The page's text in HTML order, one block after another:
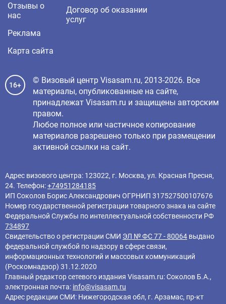
Отзывы о
нас
Реклама
Карта сайта
Договор об оказании
услуг
16+
© Визовый центр Visasam.ru, 2013-2026. Все
материалы, опубликованные на сайте,
принадлежат Visasam.ru и защищены авторским
правом.
Любое полное или частичное копирование
материалов разрешено только при размещении
активной ссылки на сайт.
Адрес визового центра: 123022, г. Москва, ул. Красная Пресня,
24. Телефон:+74951284185
ИП Соколов Борис Александрович ОГРНИП 317527500107676
Номер государственной регистрации товарного знака на сайте
Федеральной Службы по интеллектуальной собственности РФ
734897
Свидетельство о регистрации СМИ ЭЛ № ФС 77 - 80064 выдано
федеральной службой по надзору в сфере связи,
информационных технологий и массовых коммуникаций
(Роскомнадзор) 31.12.2020
Главный редактор cетевого издания Visasam.ru: Соколов Б.А.,
электронная почта: info@visasam.ru
Адрес редакции СМИ: Нижегородская обл, г. Арзамас, пр-кт